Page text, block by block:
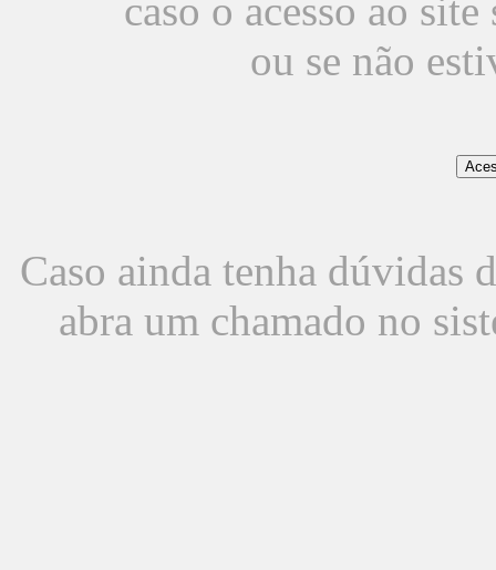
caso o acesso ao
ou se não
Caso ainda tenha dúvidas
abra um chamado no